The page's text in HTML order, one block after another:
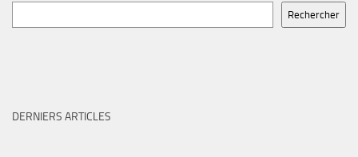
Rechercher
DERNIERS ARTICLES